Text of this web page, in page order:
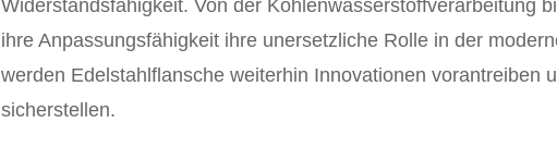
Widerstandsfähigkeit. Von der Kohlenwasserstoffverarbeitung
ihre Anpassungsfähigkeit ihre unersetzliche Rolle in der
werden Edelstahlflansche weiterhin Innovationen vorantreiben
sicherstellen.